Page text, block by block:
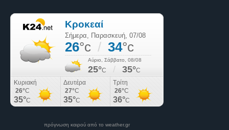
πρόγνωση καιρού από το weather.gr